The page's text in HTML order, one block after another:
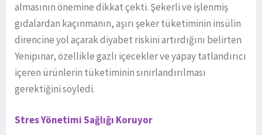
almasının önemine dikkat çekti. Şekerli ve işlenmiş
gıdalardan kaçınmanın, aşırı şeker tüketiminin insülin
direncine yol açarak diyabet riskini artırdığını belirten
Yenipınar, özellikle gazlı içecekler ve yapay tatlandırıcı
içeren ürünlerin tüketiminin sınırlandırılması
gerektiğini söyledi.
Stres Yönetimi Sağlığı Koruyor